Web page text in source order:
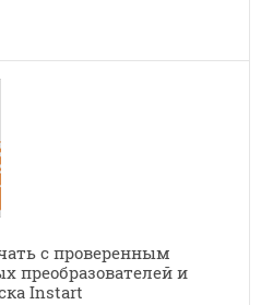
с проверенным
преобразователей и
Instart